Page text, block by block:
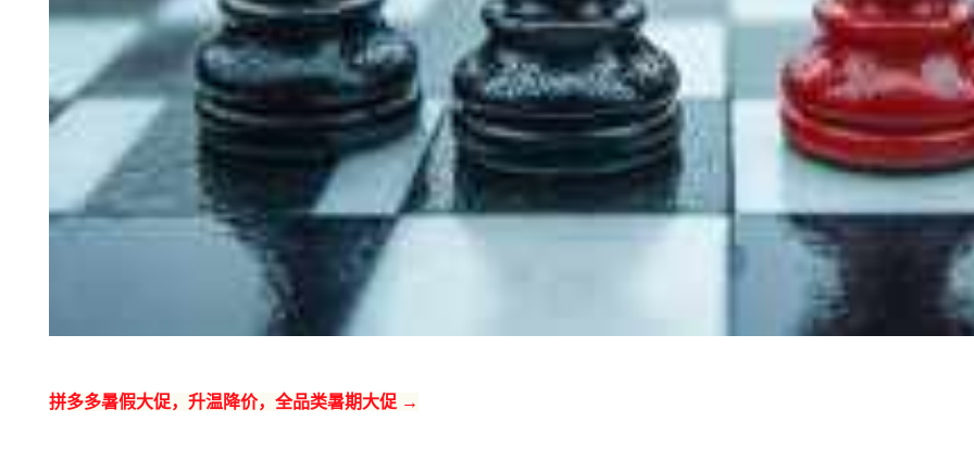
拼多多暑假大促，升温降价，全品类暑期大促 →